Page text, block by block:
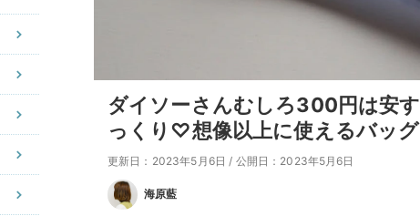
ダイソーさんむしろ300円は安
っくり♡想像以上に使えるバッグ
更新日：2023年5月6日 / 公開日：2023年5月6日
海原藍